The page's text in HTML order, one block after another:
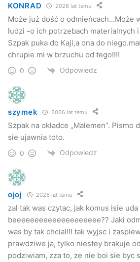
KONRAD 2026 lat temu
Może już dość o odmieńcach…Może
ludzi -o ich potrzebach materialnych
Szpak puka do Kaji,a ona do
chrupie mi w brzuchu od tego!!!!
0 Odpowiedz
szymek 2026 lat temu
Szpak na okładce „Malemen”. Pismo
sie ujawnia toto.
0 Odpowiedz
ojoj 2026 lat temu
zal tak was czytac, jak komus isie
beeeeeeeeeeeeeeeeeeee?? Jaki
was by tak chcial!!! tak wyjsc i
prawdziwe ja, tylko niestey brakuje
podziwiam, zza to, ze nie boi sie byc